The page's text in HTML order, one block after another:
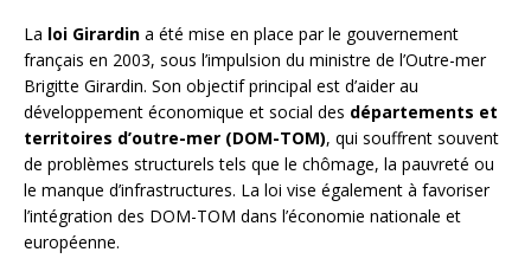
La loi Girardin a été mise en place par le gouvernement
français en 2003, sous l’impulsion du ministre de l’Outre-mer
Brigitte Girardin. Son objectif principal est d’aider au
développement économique et social des départements et
territoires d’outre-mer (DOM-TOM), qui souffrent souvent
de problèmes structurels tels que le chômage, la pauvreté ou
le manque d’infrastructures. La loi vise également à favoriser
l’intégration des DOM-TOM dans l’économie nationale et
européenne.